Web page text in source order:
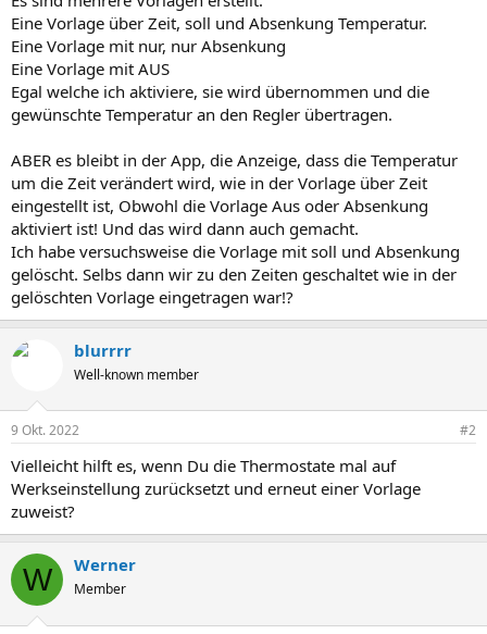
Eine Vorlage über Zeit, soll und Absenkung Temperatur.
Eine Vorlage mit nur, nur Absenkung
Eine Vorlage mit AUS
Egal welche ich aktiviere, sie wird übernommen und die
gewünschte Temperatur an den Regler übertragen.
ABER es bleibt in der App, die Anzeige, dass die Temperatur
um die Zeit verändert wird, wie in der Vorlage über Zeit
eingestellt ist, Obwohl die Vorlage Aus oder Absenkung
aktiviert ist! Und das wird dann auch gemacht.
Ich habe versuchsweise die Vorlage mit soll und Absenkung
gelöscht. Selbs dann wir zu den Zeiten geschaltet wie in der
gelöschten Vorlage eingetragen war!?
blurrrr
Well-known member
9 Okt. 2022 #2
Vielleicht hilft es, wenn Du die Thermostate mal auf
Werkseinstellung zurücksetzt und erneut einer Vorlage
zuweist?
W Werner
Member